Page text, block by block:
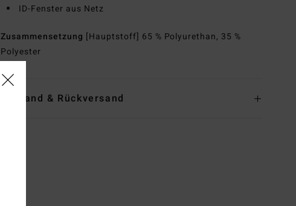
ID-Fenster aus Netz
Zusammensetzung [Hauptstoff] 65 % Polyurethan, 35 %
Polyester
Versand & Rückversand